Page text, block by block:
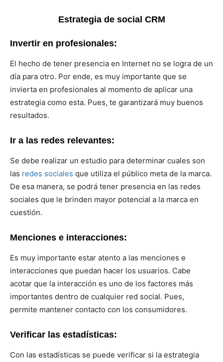
Estrategia de social CRM
Invertir en profesionales:
El hecho de tener presencia en Internet no se logra de un
día para otro. Por ende, es muy importante que se
invierta en profesionales al momento de aplicar una
estrategia como esta. Pues, te garantizará muy buenos
resultados.
Ir a las redes relevantes:
Se debe realizar un estudio para determinar cuales son
las redes sociales que utiliza el público meta de la marca.
De esa manera, se podrá tener presencia en las redes
sociales que le brinden mayor potencial a la marca en
cuestión.
Menciones e interacciones:
Es muy importante estar atento a las menciones e
interacciones que puedan hacer los usuarios. Cabe
acotar que la interacción es uno de los factores más
importantes dentro de cualquier red social. Pues,
permite mantener contacto con los consumidores.
Verificar las estadísticas:
Con las estadísticas se puede verificar si la estrategia